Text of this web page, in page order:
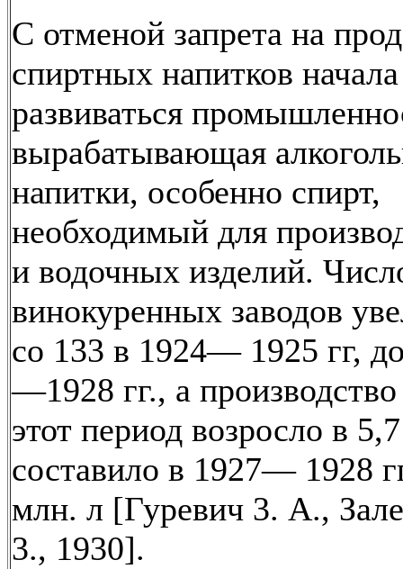
С отменой запрета на
спиртных напитков начала
развиваться
вырабатывающая
напитки, особенно спирт,
необходимый для
и водочных изделий.
винокуренных заводов
со 133 в 1924— 1925 гг,
—1928 гг., а производство
этот период возросло в
составило в 1927— 1928
млн. л [Гуревич 3. А.,
3., 1930].